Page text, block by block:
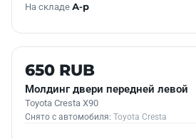
На складе А-р
Б/У В НАЛИЧИИ
650 RUB
Молдинг двери передней левой
Toyota Cresta X90
Снято с автомобиля: Toyota Cresta